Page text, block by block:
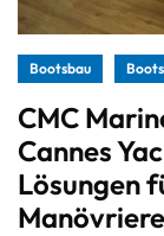
Bootsbau
CMC
Cannes
Lösungen